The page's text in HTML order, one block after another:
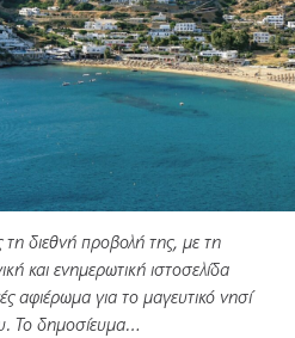
τη διεθνή προβολή της, με τη
και ενημερωτική ιστοσελίδα
αφιέρωμα για το μαγευτικό νησί
Το δημοσίευμα…